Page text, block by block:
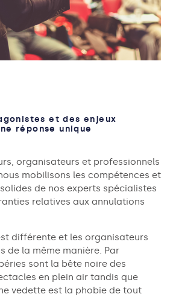
et des enjeux
réponse unique
organisateurs et professionnels
mobilisons les compétences et
de nos experts spécialistes
relatives aux annulations
différente et les organisateurs
de la même manière. Par
sont la bête noire des
en plein air tandis que
vedette est la phobie de tout